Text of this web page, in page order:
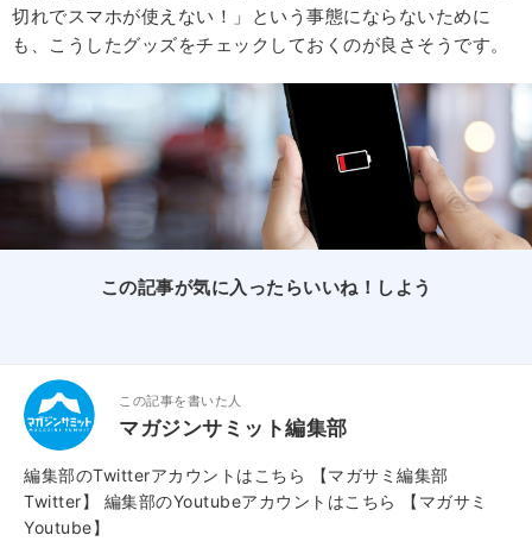
切れでスマホが使えない！」という事態にならないために
も、こうしたグッズをチェックしておくのが良さそうです。
この記事が気に入ったらいいね！しよう
この記事を書いた人
マガジンサミット編集部
編集部のTwitterアカウントはこちら
【マガサミ編集部
Twitter】
編集部のYoutubeアカウントはこちら
【マガサミ
Youtube】